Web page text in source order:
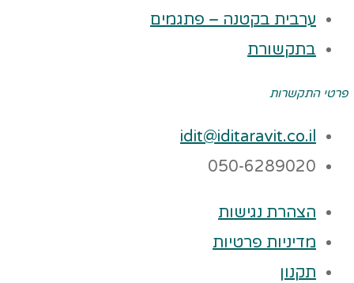
ערבית בקטנה – פתגמים
בתקשורת
פרטי התקשרות
idit@iditaravit.co.il
050-6289020
הצהרת נגישות
מדיניות פרטיות
תקנון